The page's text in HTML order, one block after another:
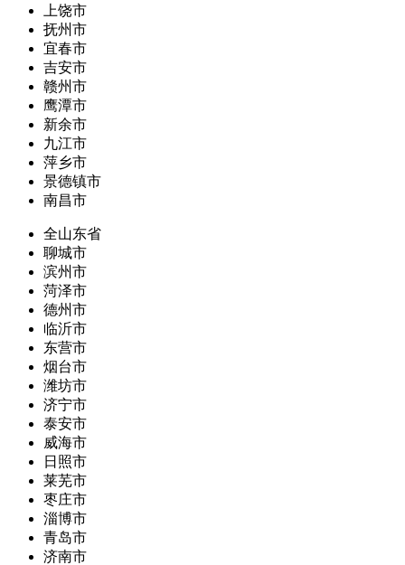
上饶市
抚州市
宜春市
吉安市
赣州市
鹰潭市
新余市
九江市
萍乡市
景德镇市
南昌市
全山东省
聊城市
滨州市
菏泽市
德州市
临沂市
东营市
烟台市
潍坊市
济宁市
泰安市
威海市
日照市
莱芜市
枣庄市
淄博市
青岛市
济南市